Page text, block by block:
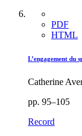
PDF
HTML
L’engagement du
Catherine
pp. 95–105
Record